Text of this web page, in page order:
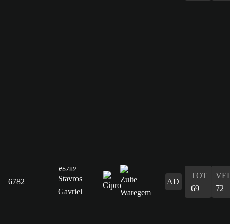
6782
#6782
Stavros
Gavriel
AD
TOT
69
72